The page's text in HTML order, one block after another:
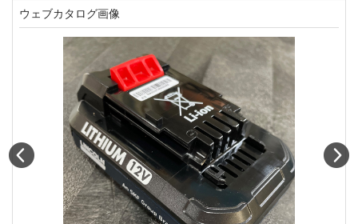
ウェブカタログ画像